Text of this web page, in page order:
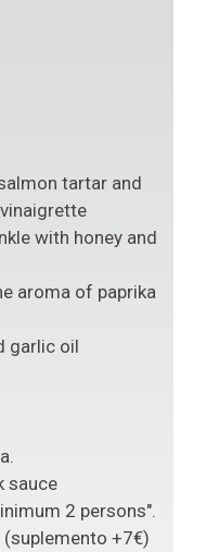
tartar and
with honey and
aroma of paprika
garlic oil
sauce
2 persons".
+7€)